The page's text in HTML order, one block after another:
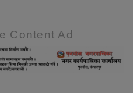
Content Ad